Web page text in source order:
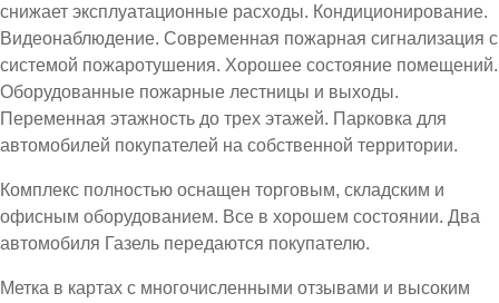
снижает эксплуатационные расходы. Кондиционирование.
Видеонаблюдение. Современная пожарная сигнализация с
системой пожаротушения. Хорошее состояние помещений.
Оборудованные пожарные лестницы и выходы.
Переменная этажность до трех этажей. Парковка для
автомобилей покупателей на собственной территории.
Комплекс полностью оснащен торговым, складским и
офисным оборудованием. Все в хорошем состоянии. Два
автомобиля Газель передаются покупателю.
Метка в картах с многочисленными отзывами и высоким